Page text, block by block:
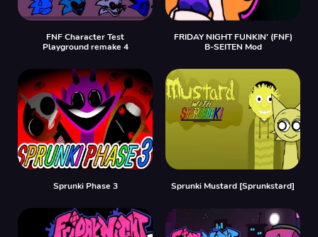
FNF Character Test
Playground remake 4
FRIDAY NIGHT FUNKIN' (FNF)
B-SEITEN Mod
Sprunki Phase 3 Sprunki Mustard [Sprunkstard]